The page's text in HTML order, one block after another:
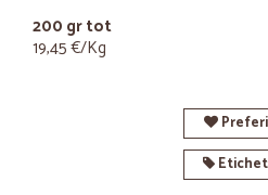
200 gr tot
19,45 €/Kg